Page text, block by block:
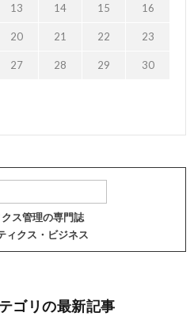
13 14 15 16
20 21 22 23
27 28 29 30
ス管理の専門誌
ィクス・ビジネス
ゴリの最新記事